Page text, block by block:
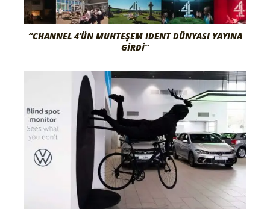
“CHANNEL 4’ÜN MUHTEŞEM IDENT DÜNYASI YAYINA
GIRDI”